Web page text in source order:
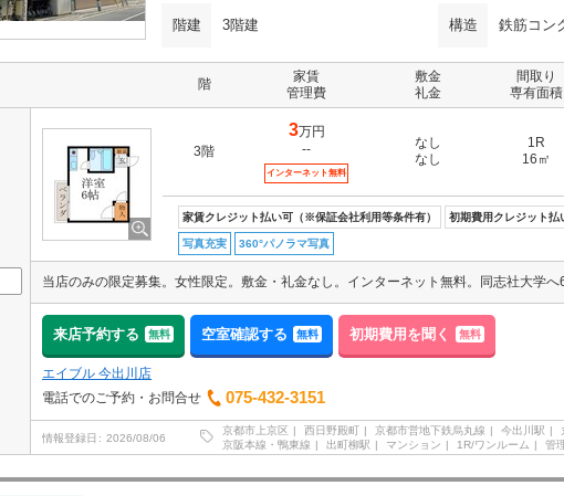
階建 3階建 構造 鉄筋コン
階
家賃
管理費
敷金
礼金
間取り
専有面積
3階
3万円
--
インターネット無料
なし
なし
1R
16㎡
家賃クレジット払い可（※保証会社利用等条件有） 初期費用クレジット払
写真充実 360°パノラマ写真
来店予約する 無料 空室確認する 無料 初期費用を聞く 無料
エイブル 今出川店
電話でのご予約・お問合せ
075-432-3151
情報登録日 2026/08/06
京都市上京区 西日野殿町 京都市営地下鉄烏丸線 今出川駅
京阪本線・鴨東線
出町柳駅 マンション 1R/ワンルーム 管